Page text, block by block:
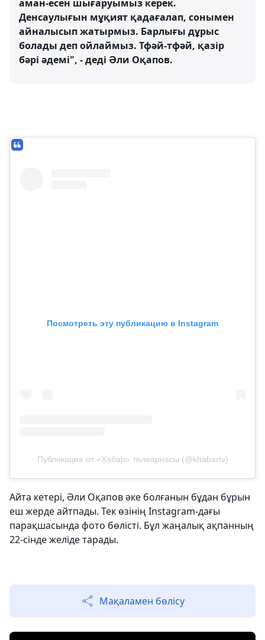
аман-есен шығаруымыз керек.
Денсаулығын мұқият қадағалап, сонымен
айналысып жатырмыз. Барлығы дұрыс
болады деп ойлаймыз. Тфәй-тфәй, қазір
бәрі әдемі", - деді Әли Оқапов.
Посмотреть эту публикацию в Instagram
Публикация от «Хабар» телеарнасы (@khabartv)
Айта кетері, Әли Оқапов әке болғанын бұдан бұрын
еш жерде айтпады. Тек өзінің Instagram-дағы
парақшасында фото бөлісті. Бұл жаңалық ақпанның
22-сінде желіде тарады.
Мақаламен бөлісу